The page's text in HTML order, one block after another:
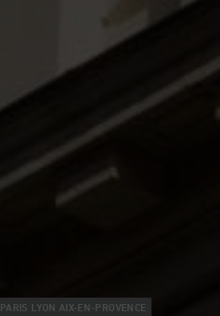
PARIS LYON AIX-EN-PROVENCE